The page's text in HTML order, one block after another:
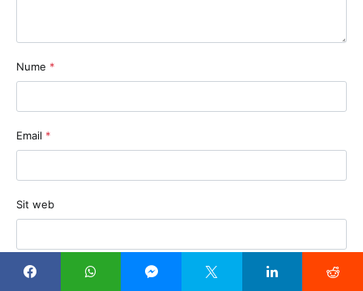
Nume *
Email *
Sit web